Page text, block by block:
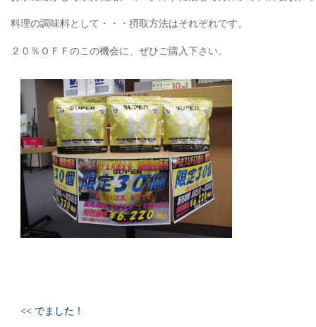
料理の調味料として・・・摂取方法はそれぞれです。
２０％ＯＦＦのこの機会に、ぜひご購入下さい。
<< でました！